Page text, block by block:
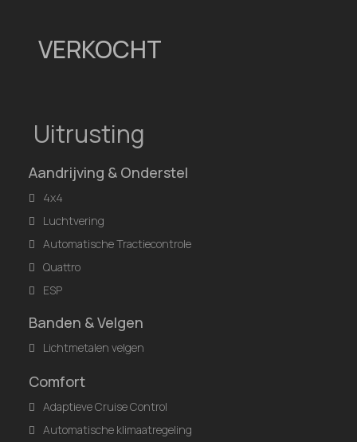
VERKOCHT
Uitrusting
Aandrijving & Onderstel
4x4
Luchtvering
Automatische Tractiecontrole
Quattro
ESP
Banden & Velgen
Lichtmetalen velgen
Comfort
Adaptieve Cruise Control
Automatische klimaatregeling